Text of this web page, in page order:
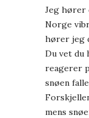
Jeg hører
Norge
hører jeg
Du vet du
reagerer
snøen
mens